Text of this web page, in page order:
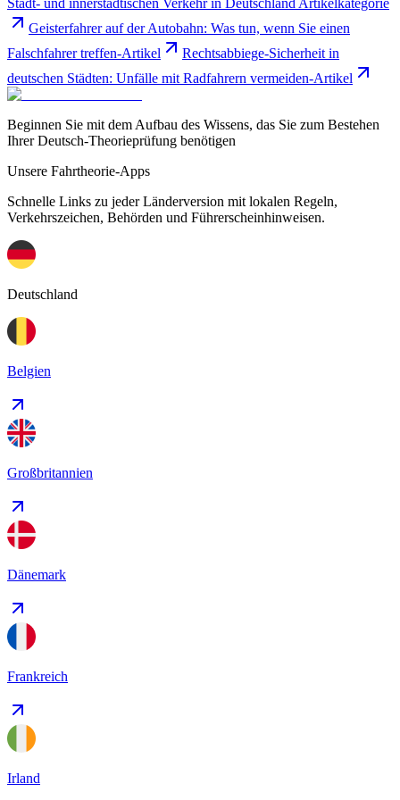
Stadt- und innerstädtischen Verkehr in Deutschland Artikelkategorie
Geisterfahrer auf der Autobahn: Was tun, wenn Sie einen
Falschfahrer treffen-Artikel
Rechtsabbiege-Sicherheit in
deutschen Städten: Unfälle mit Radfahrern vermeiden-Artikel
Beginnen Sie mit dem Aufbau des Wissens, das Sie zum Bestehen
Ihrer Deutsch-Theorieprüfung benötigen
Unsere Fahrtheorie-Apps
Schnelle Links zu jeder Länderversion mit lokalen Regeln,
Verkehrszeichen, Behörden und Führerscheinhinweisen.
Deutschland
Belgien
Großbritannien
Dänemark
Frankreich
Irland